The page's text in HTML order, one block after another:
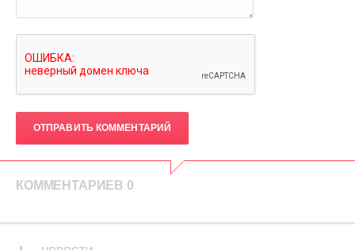
ОТПРАВИТЬ КОММЕНТАРИЙ
КОММЕНТАРИЕВ 0